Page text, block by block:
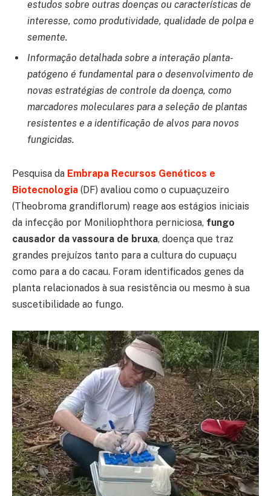
estudos sobre outras doenças ou características de
interesse, como produtividade, qualidade de polpa e
semente.
Informação detalhada sobre a interação planta-
patógeno é fundamental para o desenvolvimento de
novas estratégias de controle da doença, como
marcadores moleculares para a seleção de plantas
resistentes e a identificação de alvos para novos
fungicidas.
Pesquisa da Embrapa Recursos Genéticos e
Biotecnologia (DF) avaliou como o cupuaçuzeiro
(Theobroma grandiflorum) reage aos estágios iniciais
da infecção por Moniliophthora perniciosa, fungo
causador da vassoura de bruxa, doença que traz
grandes prejuízos tanto para a cultura do cupuaçu
como para a do cacau. Foram identificados genes da
planta relacionados à sua resistência ou mesmo à sua
suscetibilidade ao fungo.